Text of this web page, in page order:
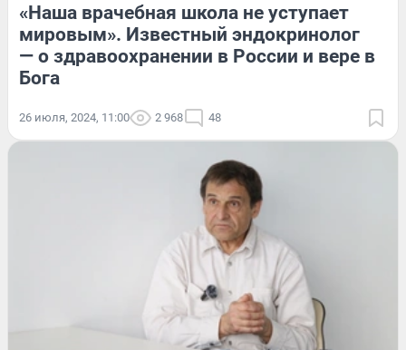
«Наша врачебная школа не уступает
мировым». Известный эндокринолог
— о здравоохранении в России и вере в
Бога
26 июля, 2024, 11:00 2 968 48